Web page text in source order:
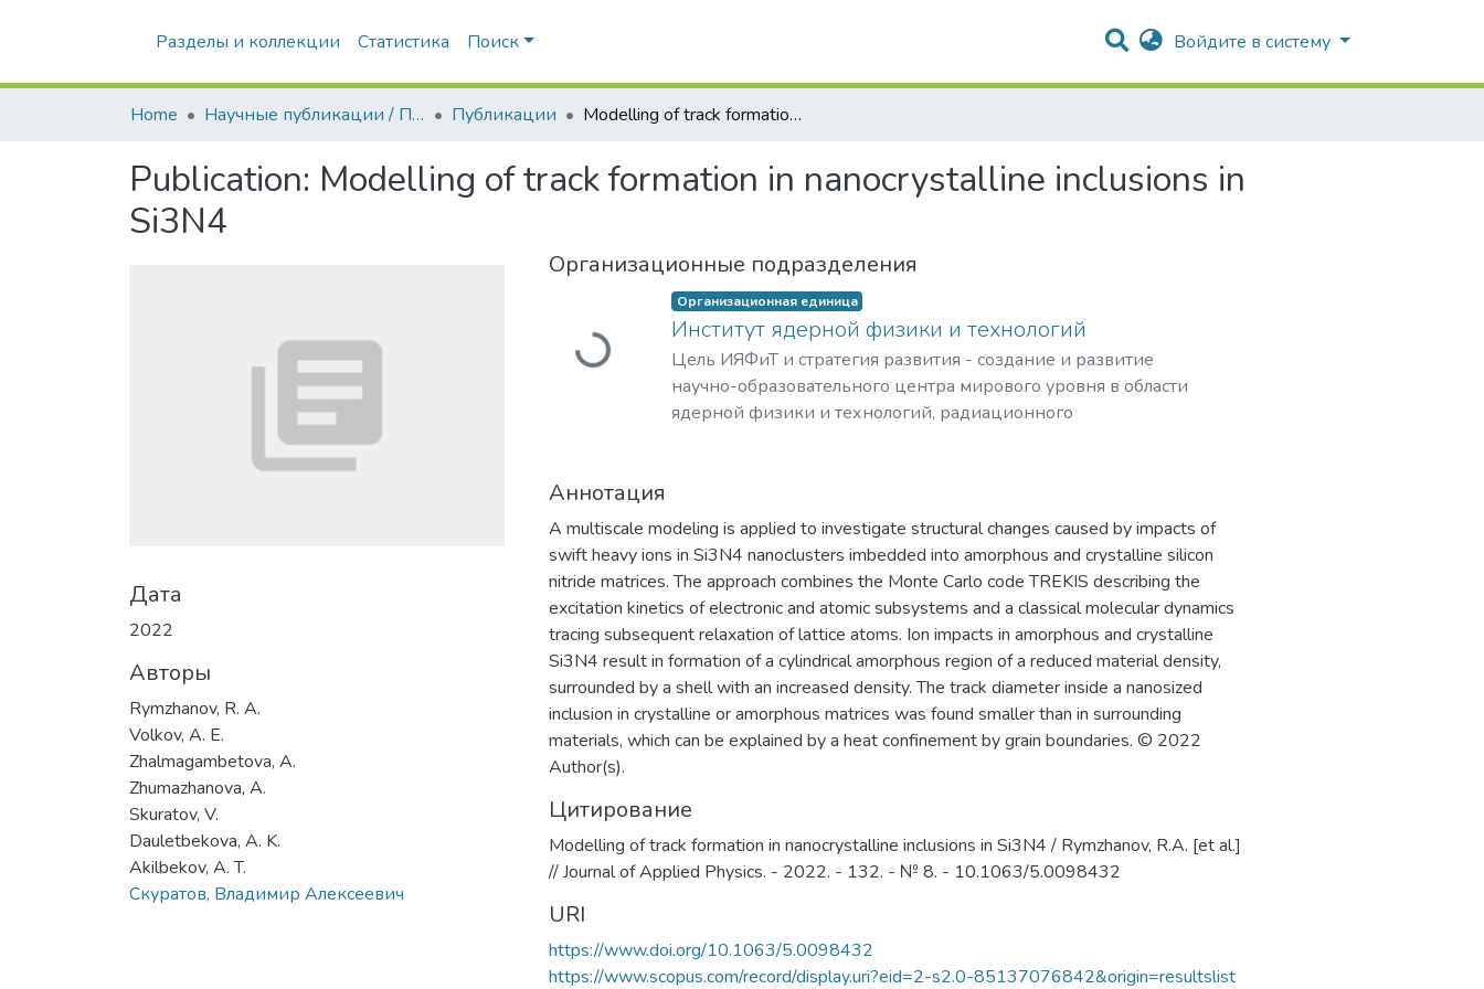
Разделы и коллекции Статистика Поиск Войдите в систему
Home Научные публикации / Препринты Публикации Modelling of track formation in nanocrystalline inclusions in Si3N4
Publication: Modelling of track formation in nanocrystalline inclusions in
Si3N4
Дата
2022
Авторы
Rymzhanov, R. A.
Volkov, A. E.
Zhalmagambetova, A.
Zhumazhanova, A.
Skuratov, V.
Dauletbekova, A. K.
Akilbekov, A. T.
Скуратов, Владимир Алексеевич
Организационные подразделения
Загружается...Организационная единица
Институт ядерной физики и технологий
Цель ИЯФиТ и стратегия развития - создание и развитие
научно-образовательного центра мирового уровня в области
ядерной физики и технологий, радиационного
Аннотация
A multiscale modeling is applied to investigate structural changes caused by impacts of
swift heavy ions in Si3N4 nanoclusters imbedded into amorphous and crystalline silicon
nitride matrices. The approach combines the Monte Carlo code TREKIS describing the
excitation kinetics of electronic and atomic subsystems and a classical molecular dynamics
tracing subsequent relaxation of lattice atoms. Ion impacts in amorphous and crystalline
Si3N4 result in formation of a cylindrical amorphous region of a reduced material density,
surrounded by a shell with an increased density. The track diameter inside a nanosized
inclusion in crystalline or amorphous matrices was found smaller than in surrounding
materials, which can be explained by a heat confinement by grain boundaries. © 2022
Author(s).
Цитирование
Modelling of track formation in nanocrystalline inclusions in Si3N4 / Rymzhanov, R.A. [et al.]
// Journal of Applied Physics. - 2022. - 132. - № 8. - 10.1063/5.0098432
URI
https://www.doi.org/10.1063/5.0098432
https://www.scopus.com/record/display.uri?eid=2-s2.0-85137076842&origin=resultslist